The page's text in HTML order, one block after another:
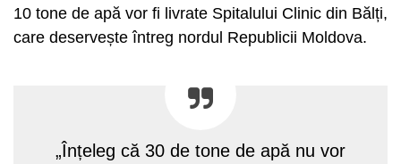
10 tone de apă vor fi livrate Spitalului Clinic din Bălți,
care deservește întreg nordul Republicii Moldova.
„Înțeleg că 30 de tone de apă nu vor